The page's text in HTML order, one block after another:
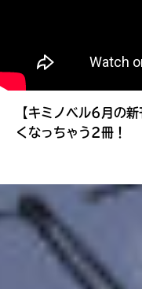
【キミノベル6月の
くなっちゃう2冊！